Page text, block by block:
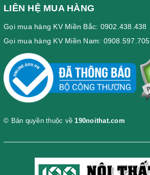
LIÊN HỆ MUA HÀNG
Gọi mua hàng KV Miền Bắc: 0902.438.438
Gọi mua hàng KV Miền Nam: 0908.597.705
© Bản quyền thuộc về 190noithat.com